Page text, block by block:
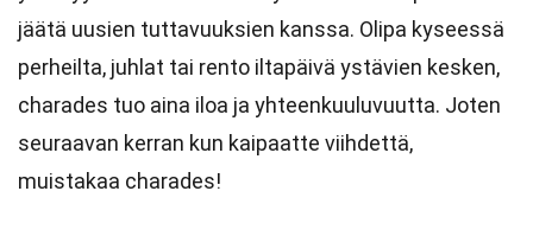
jäätä uusien tuttavuuksien kanssa. Olipa kyseessä
perheilta, juhlat tai rento iltapäivä ystävien kesken,
charades tuo aina iloa ja yhteenkuuluvuutta. Joten
seuraavan kerran kun kaipaatte viihdettä,
muistakaa charades!